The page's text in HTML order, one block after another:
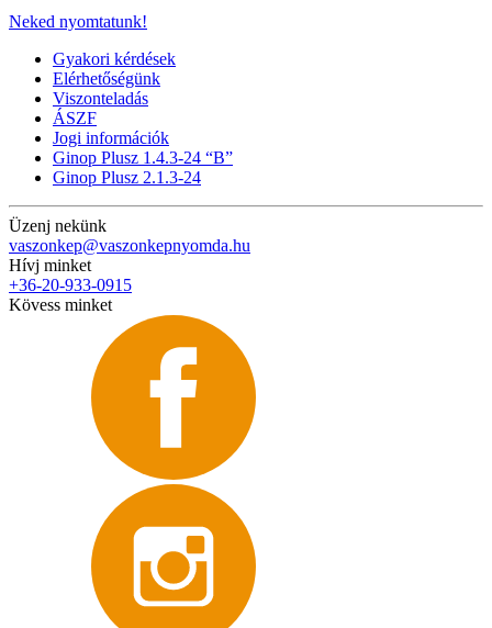
Neked nyomtatunk!
Gyakori kérdések
Elérhetőségünk
Viszonteladás
ÁSZF
Jogi információk
Ginop Plusz 1.4.3-24 “B”
Ginop Plusz 2.1.3-24
Üzenj nekünk
vaszonkep@vaszonkepnyomda.hu
Hívj minket
+36-20-933-0915
Kövess minket